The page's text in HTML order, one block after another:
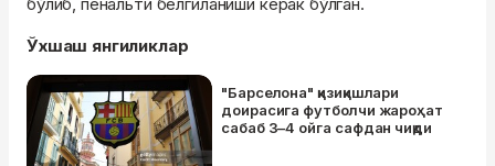
Ўхшаш янгиликлар
"Барселона" қизиқишлари
доирасига футболчи жароҳат
сабаб 3–4 ойга сафдан чиқди